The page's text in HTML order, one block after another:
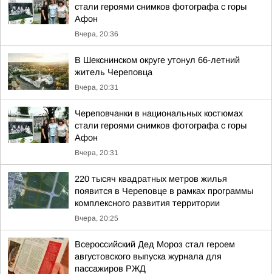
стали героями снимков фотографа с горы
Афон
Вчера, 20:36
В Шекснинском округе утонул 66-летний
житель Череповца
Вчера, 20:31
Череповчанки в национальных костюмах
стали героями снимков фотографа с горы
Афон
Вчера, 20:31
220 тысяч квадратных метров жилья
появится в Череповце в рамках программы
комплексного развития территории
Вчера, 20:25
Всероссийский Дед Мороз стал героем
августовского выпуска журнала для
пассажиров РЖД